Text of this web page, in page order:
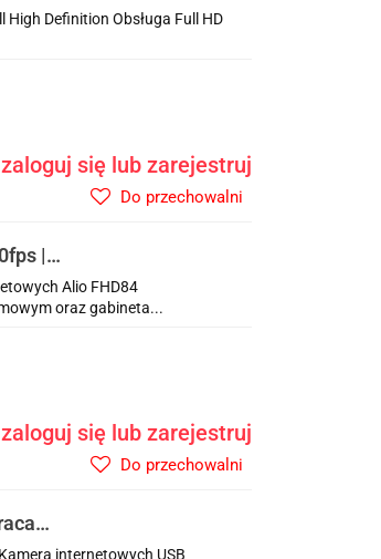
Definition Obsługa Full HD
się lub zarejestruj
Do przechowalni
| 2
Alio FHD84
oraz gabineta...
się lub zarejestruj
Do przechowalni
internetowych USB